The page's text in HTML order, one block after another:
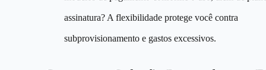
assinatura? A flexibilidade protege você contra
subprovisionamento e gastos excessivos.